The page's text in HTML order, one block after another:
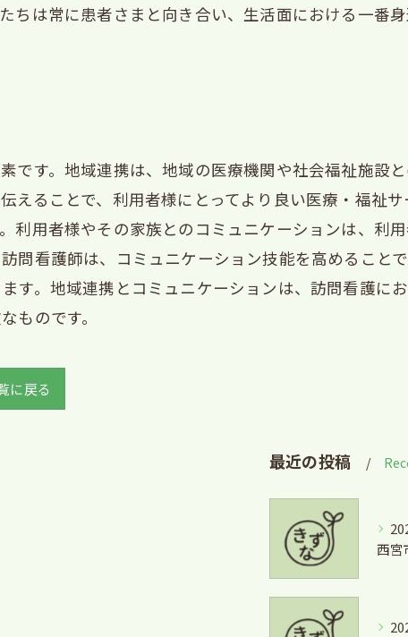
ちは常に患者さまと向き合い、生活面における一番
です。地域連携は、地域の医療機関や社会福祉施設
えることで、利用者様にとってより良い医療・福祉
利用者様やその家族とのコミュニケーションは、利
問看護師は、コミュニケーション技能を高めること
す。地域連携とコミュニケーションは、訪問看護に
ものです。
に戻る
最近の投稿